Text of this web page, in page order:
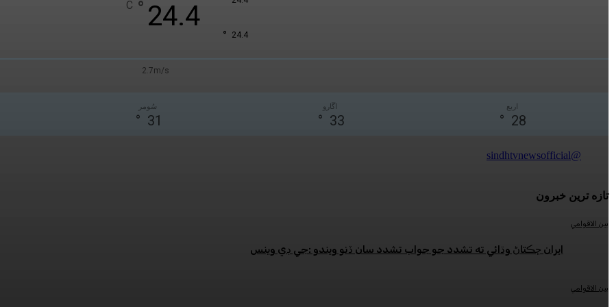
24.4
°
C
24.4
°
2.7m/s
سُومر
31
°
اڱارو
33
°
اربع
28
°
@sindhtvnewsofficial
تازه ترين خبرون
بين الاقوامي
ايران ڇڪتاڻ وڌائي ته تشدد جو جواب تشدد سان ڏنو ويندو :جي ڊي وينس
بين الاقوامي